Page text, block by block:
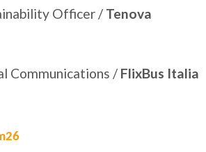
Officer / Tenova
Communications / FlixBus Italia